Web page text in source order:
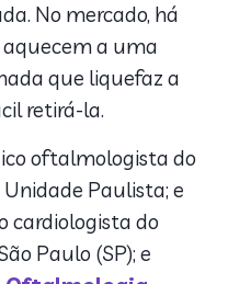
No mercado, há
aquecem a uma
que liquefaz a
retirá-la.
oftalmologista do
Paulista; e
cardiologista do
Paulo (SP); e